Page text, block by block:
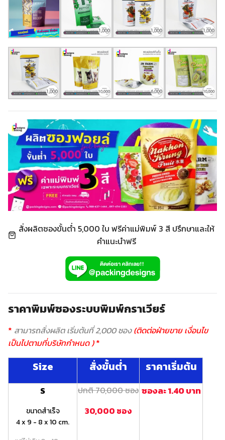
สั่งผลิตซองขั้นต่ำ 5,000 ใบ ฟรีค่าแม่พิมพ์ 3 สี ปรึกษาและให้
คำแนะนำฟรี
ราคาพิมพ์ซองระบบพิมพ์กราเวียร์
* สามารถสั่งผลิต เริ่มต้นที่ 2,000 ซอง(ติดต่อฝ่ายขาย เงื่อนไข
เป็นไปตามที่บริษัทกำหนด ) *
Size สั่งขั้นต่ำ ราคาเริ่มต้น
S
ขนาดสำเร็จ
4 x 9 - 8 x 10 cm.
ปกติ 70,000 ซอง
30,000 ซอง
ซองละ 1.40 บาท